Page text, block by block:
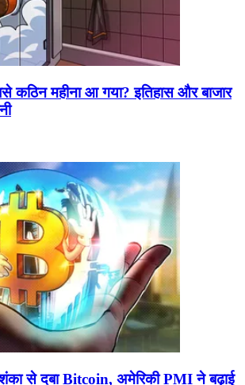
महीना आ गया? इतिहास और बाजार
से दबा Bitcoin, अमेरिकी PMI ने बढ़ाई